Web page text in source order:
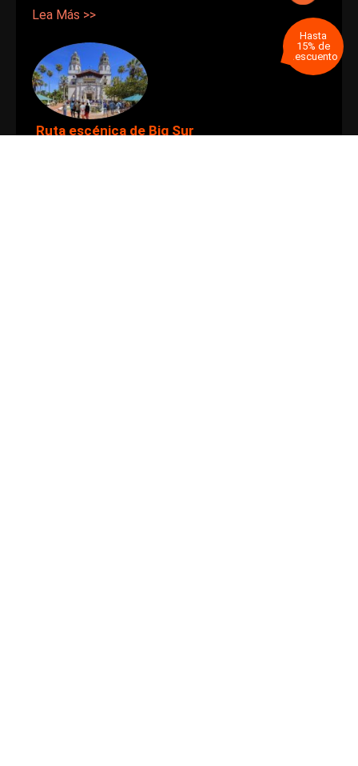
Lea Más >>
Hasta
15% de
descuento
Ruta escénica de Big Sur